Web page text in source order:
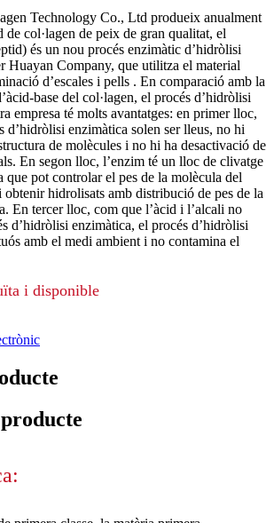
Technology Co., Ltd produeix anualment
de col·lagen de peix de gran qualitat, el
és un nou procés enzimàtic d’hidròlisi
Huayan Company, que utilitza el material
d’escales i pells . En comparació amb la
base del col·lagen, el procés d’hidròlisi
empresa té molts avantatges: en primer lloc,
d’hidròlisi enzimàtica solen ser lleus, no hi
de molècules i no hi ha desactivació de
En segon lloc, l’enzim té un lloc de clivatge
que pot controlar el pes de la molècula del
hidrolisats amb distribució de pes de la
En tercer lloc, com que l’àcid i l’alcali no
d’hidròlisi enzimàtica, el procés d’hidròlisi
amb el medi ambient i no contamina el
i disponible